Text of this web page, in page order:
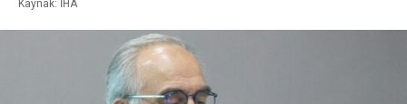
Kaynak: İHA